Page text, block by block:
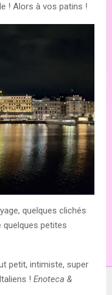
! Alors à vos patins !
quelques clichés
petites
petit, intimiste, super
! Enoteca &